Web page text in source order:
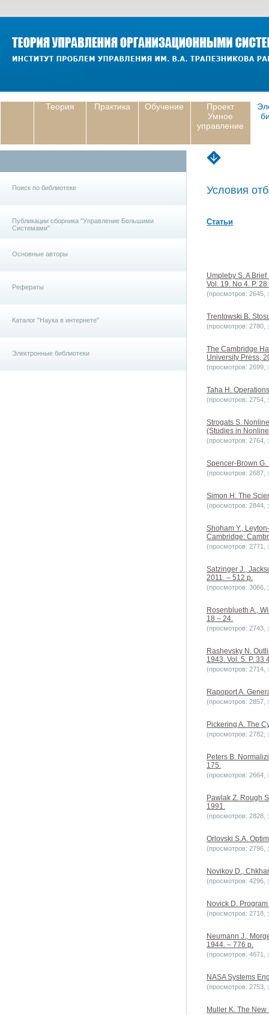
Теория Практика Обучение
Проект
Умное
управление
Поиск по библиотеке
Публикации сборника "Управление Большими
Системами"
Основные авторы
Рефераты
Каталог "Наука в интернете"
Электронные библиотеки
Условия
Статьи
Umpleby S. A
Vol. 19. No 4. P. 28
(просмотров: 2645,
Trentowski B.
(просмотров: 2780,
The Cambridge
University Press,
(просмотров: 2699,
Taha H.
(просмотров: 2754,
Strogats S.
(Studies in
(просмотров: 2764,
Spencer-Brown G.
(просмотров: 2687,
Simon H. The
(просмотров: 2844,
Shoham Y.,
Cambridge:
(просмотров: 2771,
Satzinger J.,
2011. – 512 p.
(просмотров: 3066,
Rosenblueth A.,
18 – 24.
(просмотров: 2743,
Rashevsky N.
1943. Vol. 5. P. 33
(просмотров: 2714,
Rapoport A.
(просмотров: 2857,
Pickering A. The
(просмотров: 2782,
Peters B.
175.
(просмотров: 2664,
Pawlak Z. Rough
1991.
(просмотров: 2828,
Orlovski S.A.
(просмотров: 2796,
Novikov D.,
(просмотров: 4296,
Novick D.
(просмотров: 2718,
Neumann J.,
1944. – 776 p.
(просмотров: 4671,
NASA Systems
(просмотров: 2753,
Muller K. The